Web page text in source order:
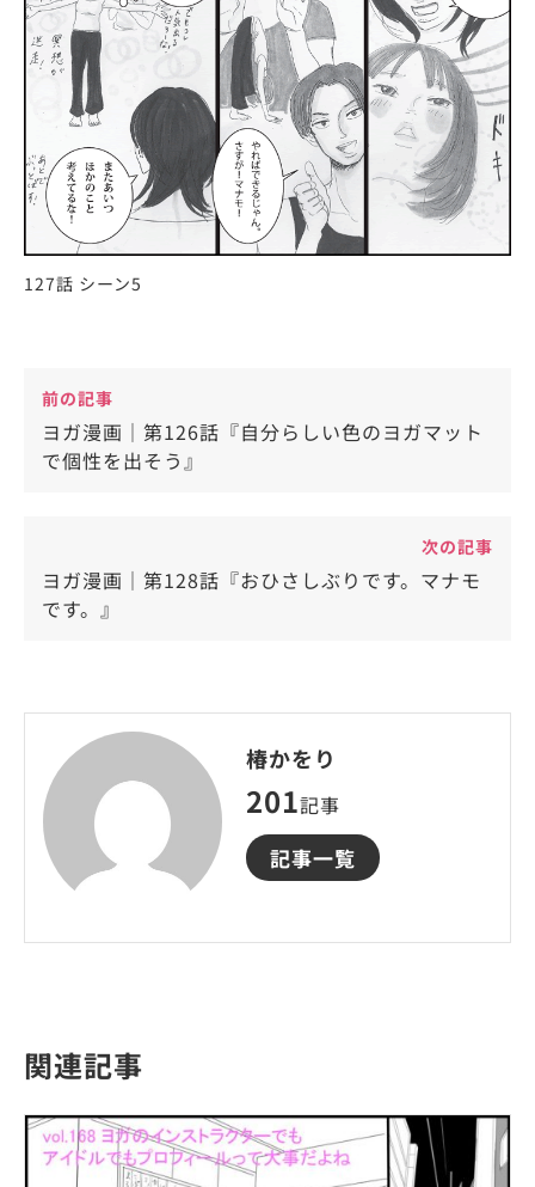
127話 シーン5
前の記事
ヨガ漫画｜第126話『自分らしい色のヨガマット
で個性を出そう』
次の記事
ヨガ漫画｜第128話『おひさしぶりです。マナモ
です。』
椿かをり
201記事
記事一覧
関連記事